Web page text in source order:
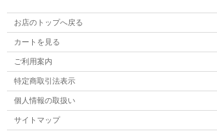
お店のトップへ戻る
カートを見る
ご利用案内
特定商取引法表示
個人情報の取扱い
サイトマップ